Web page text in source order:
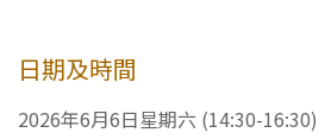
日期及時間
2026年6月6日星期六 (14:30-16:30)